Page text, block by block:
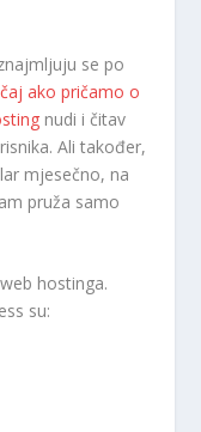
se po
ako pričamo o
nudi i čitav
Ali također,
mjesečno, na
pruža samo
hostinga.
su: